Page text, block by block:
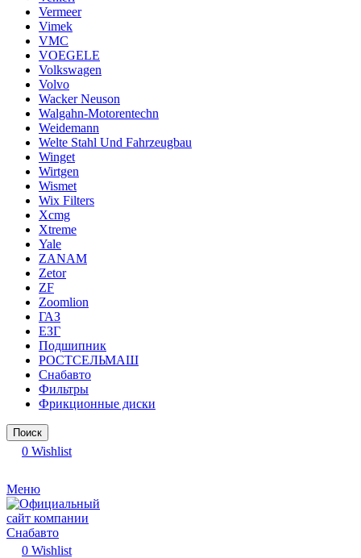
Vermeer
Vimek
VMC
VOEGELE
Volkswagen
Volvo
Wacker Neuson
Walgahn-Motorentechn
Weidemann
Welte Stahl Und Fahrzeugbau
Winget
Wirtgen
Wismet
Wix Filters
Xcmg
Xtreme
Yale
ZANAM
Zetor
ZF
Zoomlion
ГАЗ
ЕЗГ
Подшипник
РОСТСЕЛЬМАШ
Снабавто
Фильтры
Фрикционные диски
Поиск
0 Wishlist
Меню
0 Wishlist